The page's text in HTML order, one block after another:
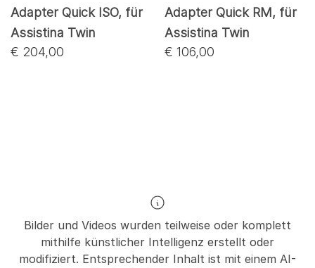
Adapter Quick ISO, für
Assistina Twin
€ 204,00
Adapter Quick RM, für
Assistina Twin
€ 106,00
Bilder und Videos wurden teilweise oder komplett
mithilfe künstlicher Intelligenz erstellt oder
modifiziert. Entsprechender Inhalt ist mit einem AI-